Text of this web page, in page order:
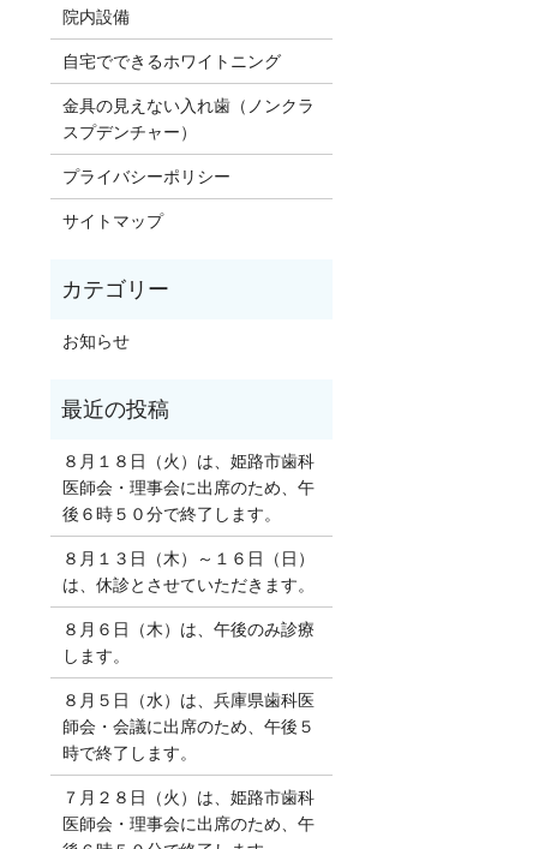
院内設備
自宅でできるホワイトニング
金具の見えない入れ歯（ノンクラ
スプデンチャー）
プライバシーポリシー
サイトマップ
お知らせ
８月１８日（火）は、姫路市歯科
医師会・理事会に出席のため、午
後６時５０分で終了します。
８月１３日（木）～１６日（日）
は、休診とさせていただきます。
８月６日（木）は、午後のみ診療
します。
８月５日（水）は、兵庫県歯科医
師会・会議に出席のため、午後５
時で終了します。
７月２８日（火）は、姫路市歯科
医師会・理事会に出席のため、午